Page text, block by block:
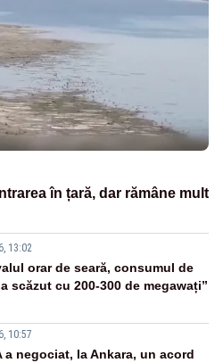
în țară, dar rămâne mult
13:02
orar de seară, consumul de
scăzut cu 200-300 de megawați”
10:57
a negociat, la Ankara, un acord